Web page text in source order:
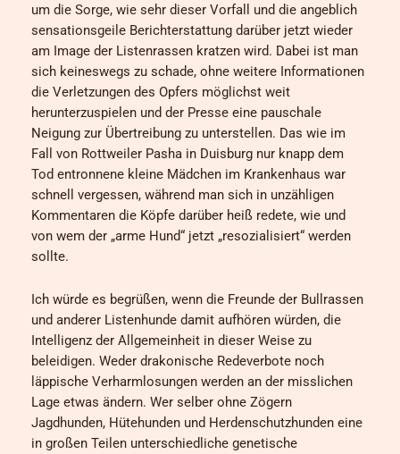
um die Sorge, wie sehr dieser Vorfall und die angeblich
sensationsgeile Berichterstattung darüber jetzt wieder
am Image der Listenrassen kratzen wird. Dabei ist man
sich keineswegs zu schade, ohne weitere Informationen
die Verletzungen des Opfers möglichst weit
herunterzuspielen und der Presse eine pauschale
Neigung zur Übertreibung zu unterstellen. Das wie im
Fall von Rottweiler Pasha in Duisburg nur knapp dem
Tod entronnene kleine Mädchen im Krankenhaus war
schnell vergessen, während man sich in unzähligen
Kommentaren die Köpfe darüber heiß redete, wie und
von wem der „arme Hund“ jetzt „resozialisiert“ werden
sollte.
Ich würde es begrüßen, wenn die Freunde der Bullrassen
und anderer Listenhunde damit aufhören würden, die
Intelligenz der Allgemeinheit in dieser Weise zu
beleidigen. Weder drakonische Redeverbote noch
läppische Verharmlosungen werden an der misslichen
Lage etwas ändern. Wer selber ohne Zögern
Jagdhunden, Hütehunden und Herdenschutzhunden eine
in großen Teilen unterschiedliche genetische